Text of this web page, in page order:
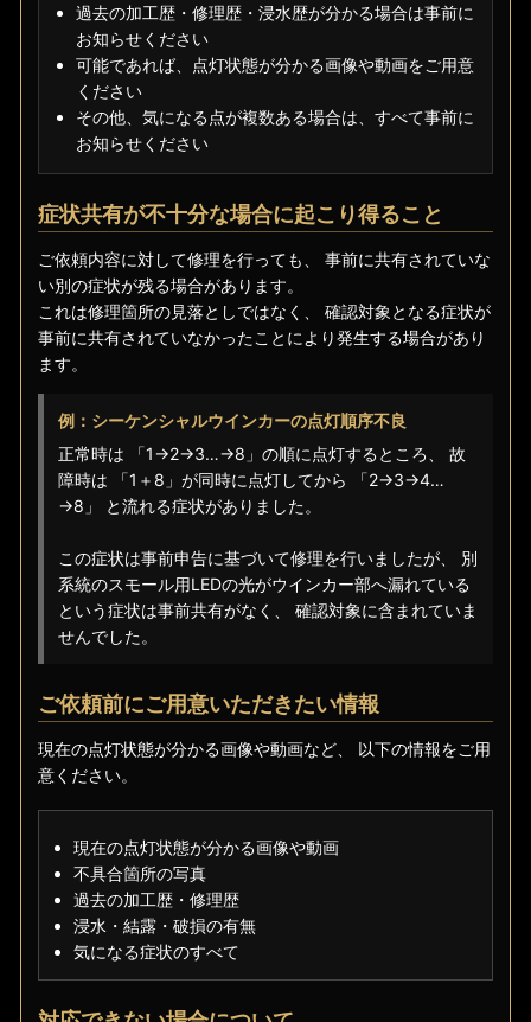
過去の加工歴・修理歴・浸水歴が分かる場合は事前に
お知らせください
可能であれば、点灯状態が分かる画像や動画をご用意
ください
その他、気になる点が複数ある場合は、すべて事前に
お知らせください
症状共有が不十分な場合に起こり得ること
ご依頼内容に対して修理を行っても、 事前に共有されていな
い別の症状が残る場合があります。
これは修理箇所の見落としではなく、 確認対象となる症状が
事前に共有されていなかったことにより発生する場合があり
ます。
例：シーケンシャルウインカーの点灯順序不良
正常時は 「1→2→3…→8」の順に点灯するところ、 故
障時は 「1＋8」が同時に点灯してから 「2→3→4…
→8」 と流れる症状がありました。
この症状は事前申告に基づいて修理を行いましたが、 別
系統のスモール用LEDの光がウインカー部へ漏れている
という症状は事前共有がなく、 確認対象に含まれていま
せんでした。
ご依頼前にご用意いただきたい情報
現在の点灯状態が分かる画像や動画など、 以下の情報をご用
意ください。
現在の点灯状態が分かる画像や動画
不具合箇所の写真
過去の加工歴・修理歴
浸水・結露・破損の有無
気になる症状のすべて